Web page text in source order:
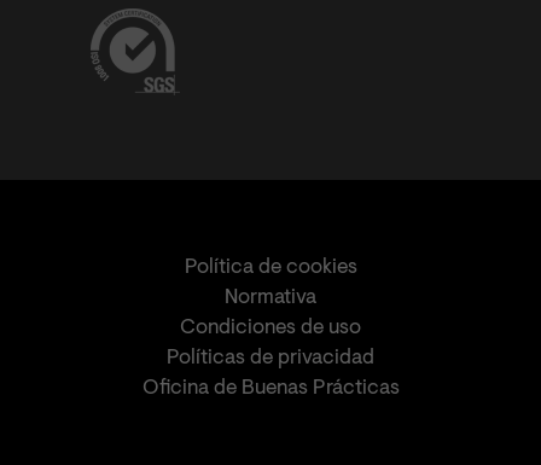
Política de cookies
Normativa
Condiciones de uso
Políticas de privacidad
Oficina de Buenas Prácticas